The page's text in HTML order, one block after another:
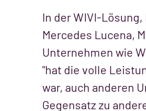
In der WIVI-Lösung,
Mercedes Lucena,
Unternehmen wie
"hat die volle
war, auch anderen
Gegensatz zu